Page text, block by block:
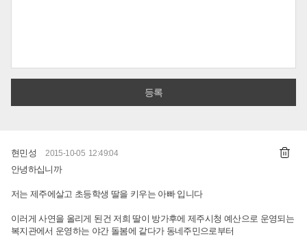
현민성 2015-10-05 12:49:04
안녕하십니까
저는 제주에살고 초등학생 딸을 키우는 아빠 입니다
이러게 사연을 올리게 된건 저희 딸이 방가후에 제주시청 예산으로 운영되는
복지관에서 운영하는 야간 돌봄에 같다가 동네주민으로부터